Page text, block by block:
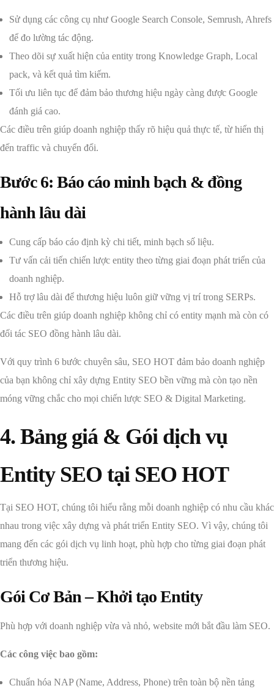
Sử dụng các công cụ như Google Search Console, Semrush, Ahrefs
để đo lường tác động.
Theo dõi sự xuất hiện của entity trong Knowledge Graph, Local
pack, và kết quả tìm kiếm.
Tối ưu liên tục để đảm bảo thương hiệu ngày càng được Google
đánh giá cao.
Các điều trên giúp doanh nghiệp thấy rõ hiệu quả thực tế, từ hiển thị
đến traffic và chuyển đổi.
Bước 6: Báo cáo minh bạch & đồng
hành lâu dài
Cung cấp báo cáo định kỳ chi tiết, minh bạch số liệu.
Tư vấn cải tiến chiến lược entity theo từng giai đoạn phát triển của
doanh nghiệp.
Hỗ trợ lâu dài để thương hiệu luôn giữ vững vị trí trong SERPs.
Các điều trên giúp doanh nghiệp không chỉ có entity mạnh mà còn có
đối tác SEO đồng hành lâu dài.
Với quy trình 6 bước chuyên sâu, SEO HOT đảm bảo doanh nghiệp
của bạn không chỉ xây dựng Entity SEO bền vững mà còn tạo nền
móng vững chắc cho mọi chiến lược SEO & Digital Marketing.
4. Bảng giá & Gói dịch vụ
Entity SEO tại SEO HOT
Tại SEO HOT, chúng tôi hiểu rằng mỗi doanh nghiệp có nhu cầu khác
nhau trong việc xây dựng và phát triển Entity SEO. Vì vậy, chúng tôi
mang đến các gói dịch vụ linh hoạt, phù hợp cho từng giai đoạn phát
triển thương hiệu.
Gói Cơ Bản – Khởi tạo Entity
Phù hợp với doanh nghiệp vừa và nhỏ, website mới bắt đầu làm SEO.
Các công việc bao gồm:
Chuẩn hóa NAP (Name, Address, Phone) trên toàn bộ nền tảng